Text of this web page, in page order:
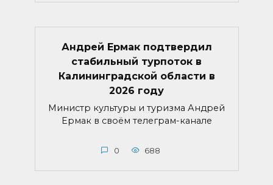
Андрей Ермак подтвердил
стабильный турпоток в
Калининградской области в
2026 году
Министр культуры и туризма Андрей
Ермак в своём телеграм-канале
0 688